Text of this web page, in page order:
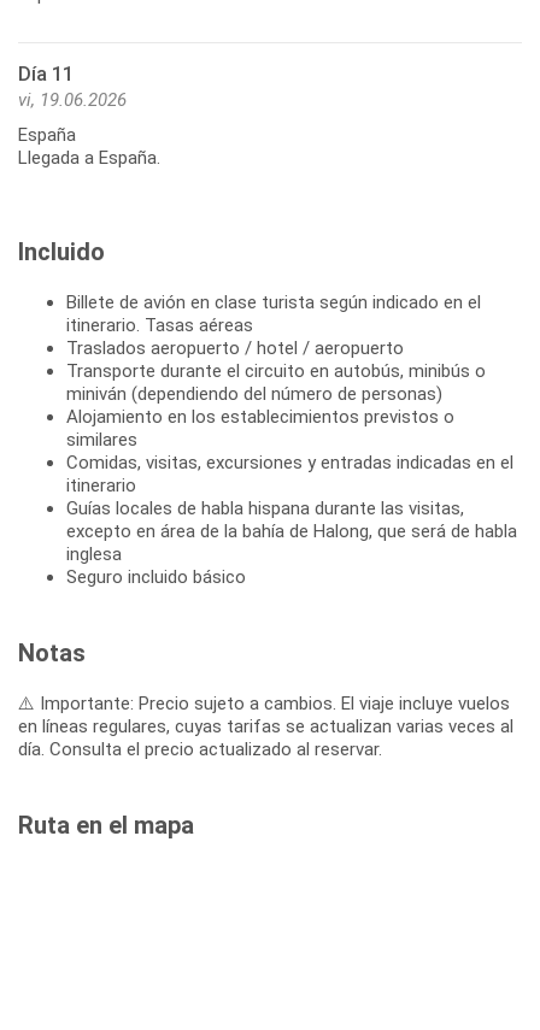
Día 11
vi, 19.06.2026
España
Llegada a España.
Incluido
Billete de avión en clase turista según indicado en el
itinerario. Tasas aéreas
Traslados aeropuerto / hotel / aeropuerto
Transporte durante el circuito en autobús, minibús o
miniván (dependiendo del número de personas)
Alojamiento en los establecimientos previstos o
similares
Comidas, visitas, excursiones y entradas indicadas en el
itinerario
Guías locales de habla hispana durante las visitas,
excepto en área de la bahía de Halong, que será de habla
inglesa
Seguro incluido básico
Notas
⚠️ Importante: Precio sujeto a cambios. El viaje incluye vuelos
en líneas regulares, cuyas tarifas se actualizan varias veces al
día. Consulta el precio actualizado al reservar.
Ruta en el mapa